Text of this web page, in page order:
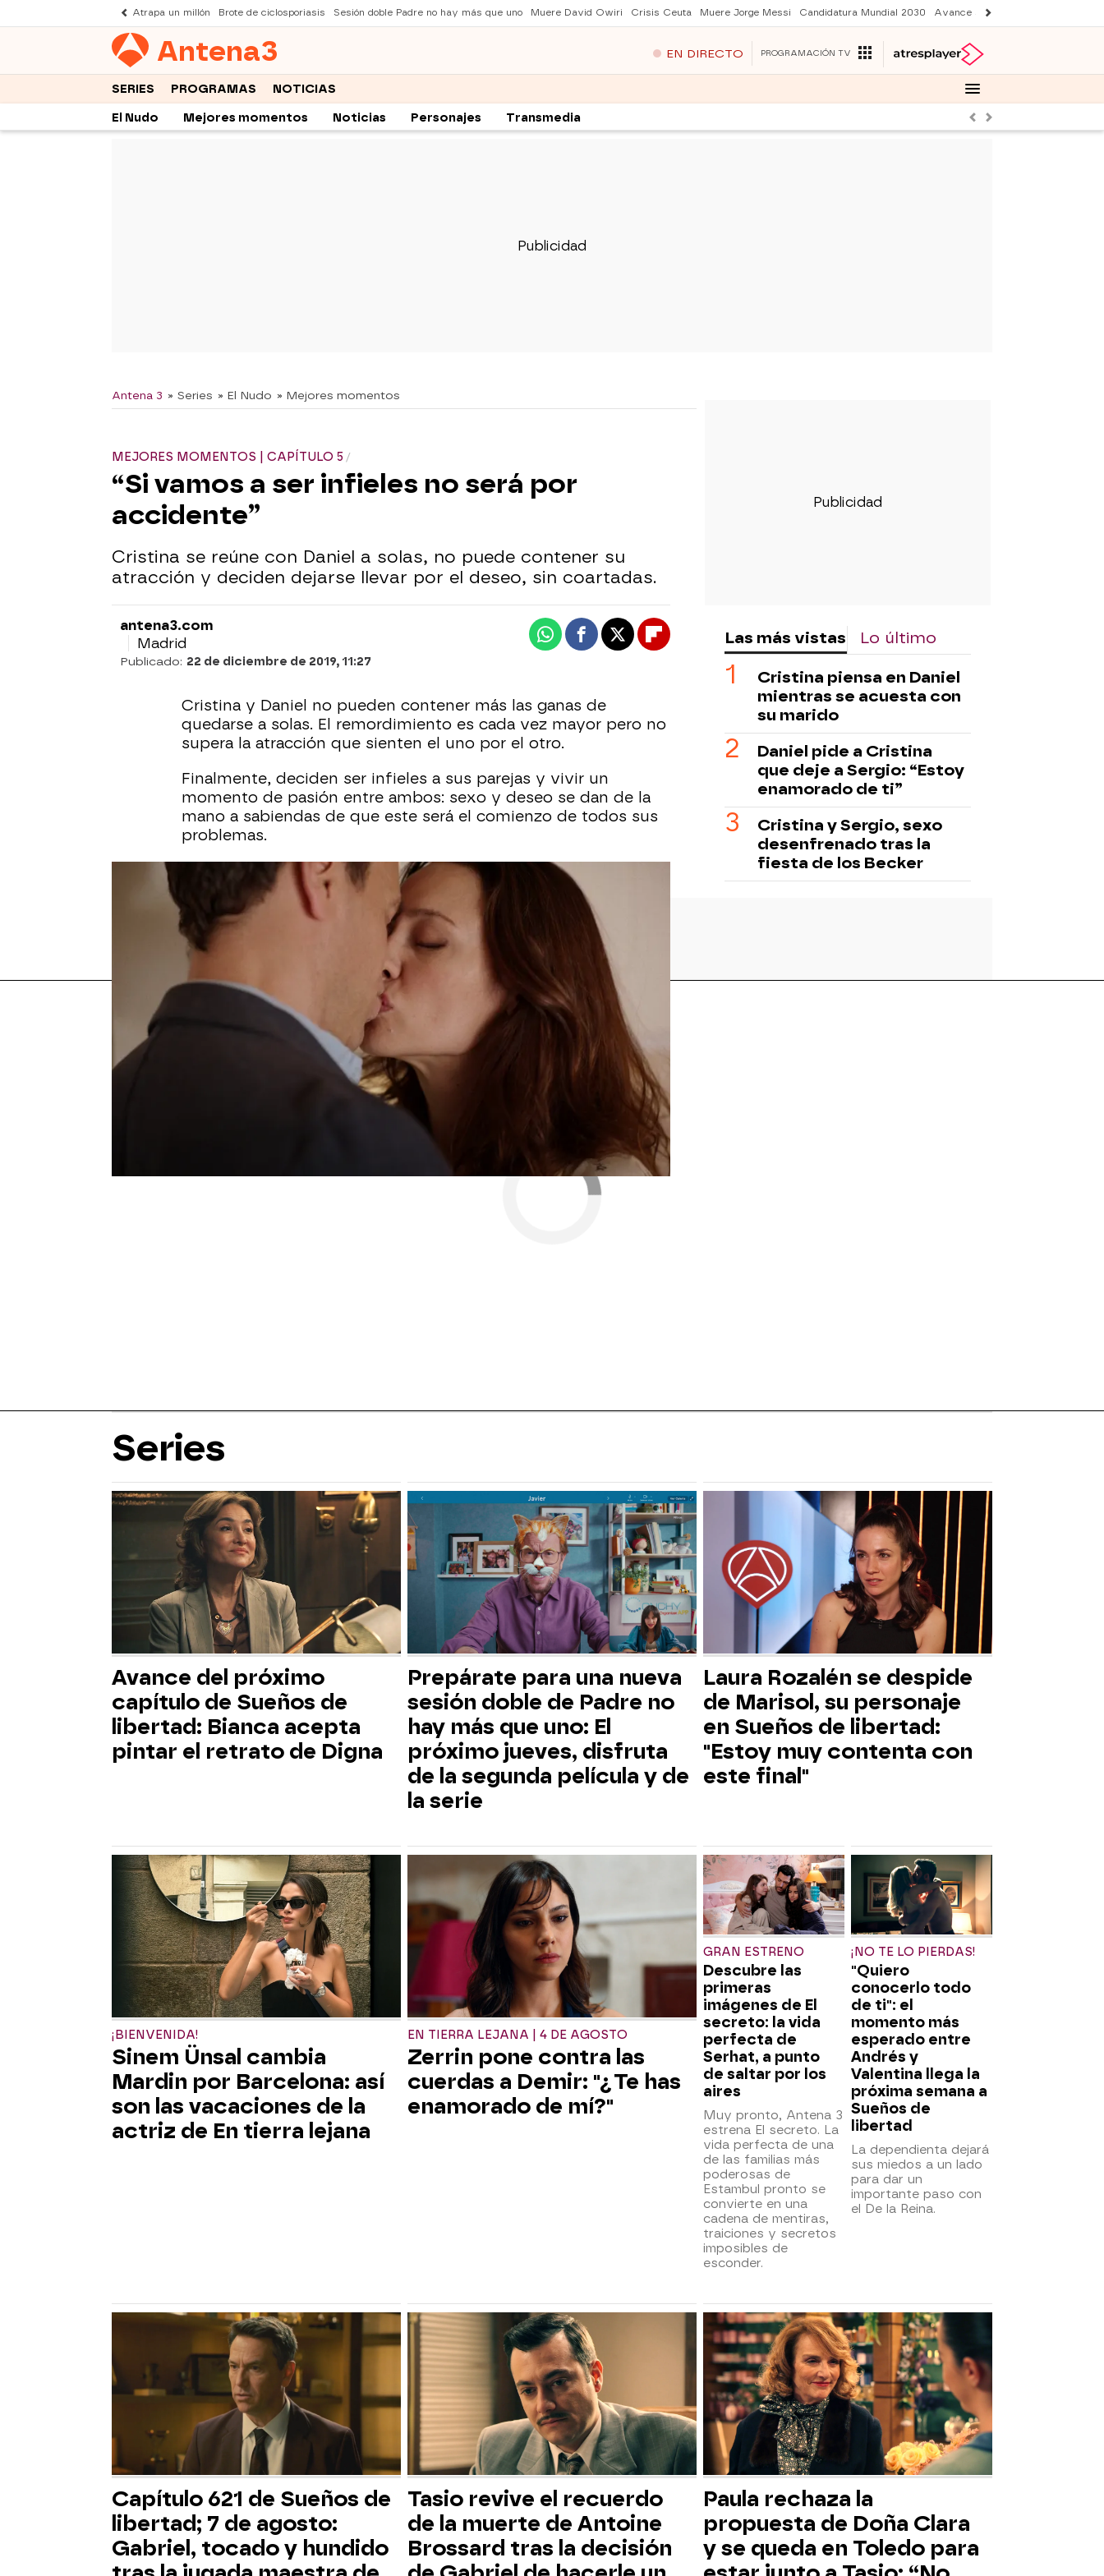
Atrapa un millón Brote de ciclosporiasis Sesión doble Padre no hay más que uno Muere David Owiri Crisis Ceuta Muere Jorge Messi Candidatura Mundial 2030 Avance Sueños de libertad
Antena3 EN DIRECTO PROGRAMACIÓN TV
SERIES PROGRAMAS NOTICIAS
El Nudo Mejores momentos Noticias Personajes Transmedia AnteriorSiguiente
-
Antena 3 » Series » El Nudo » Mejores momentos
MEJORES MOMENTOS | CAPÍTULO 5
“Si vamos a ser infieles no será por
accidente”
Cristina se reúne con Daniel a solas, no puede contener su
atracción y deciden dejarse llevar por el deseo, sin coartadas.
antena3.com
Madrid
Publicado: 22 de diciembre de 2019, 11:27
WhatsappFacebook
X Flipboard
Cristina y Daniel no pueden contener más las ganas de
quedarse a solas. El remordimiento es cada vez mayor pero no
supera la atracción que sienten el uno por el otro.
Finalmente, deciden ser infieles a sus parejas y vivir un
momento de pasión entre ambos: sexo y deseo se dan de la
mano a sabiendas de que este será el comienzo de todos sus
problemas.
Las más vistas Lo último
Cristina piensa en Daniel
mientras se acuesta con
su marido
Daniel pide a Cristina
que deje a Sergio: “Estoy
enamorado de ti”
Cristina y Sergio, sexo
desenfrenado tras la
fiesta de los Becker
Series
Avance del próximo
capítulo de Sueños de
libertad: Bianca acepta
pintar el retrato de Digna
Prepárate para una nueva
sesión doble de Padre no
hay más que uno: El
próximo jueves, disfruta
de la segunda película y de
la serie
Laura Rozalén se despide
de Marisol, su personaje
en Sueños de libertad:
"Estoy muy contenta con
este final"
¡BIENVENIDA!
Sinem Ünsal cambia
Mardin por Barcelona: así
son las vacaciones de la
actriz de En tierra lejana
EN TIERRA LEJANA | 4 DE AGOSTO
Zerrin pone contra las
cuerdas a Demir: "¿Te has
enamorado de mí?"
GRAN ESTRENO
Descubre las
primeras
imágenes de El
secreto: la vida
perfecta de
Serhat, a punto
de saltar por los
aires
Muy pronto, Antena 3
estrena El secreto. La
vida perfecta de una
de las familias más
poderosas de
Estambul pronto se
convierte en una
cadena de mentiras,
traiciones y secretos
imposibles de
esconder.
¡NO TE LO PIERDAS!
"Quiero
conocerlo todo
de ti": el
momento más
esperado entre
Andrés y
Valentina llega la
próxima semana a
Sueños de
libertad
La dependienta dejará
sus miedos a un lado
para dar un
importante paso con
el De la Reina.
Capítulo 621 de Sueños de
libertad; 7 de agosto:
Gabriel, tocado y hundido
Tasio revive el recuerdo
de la muerte de Antoine
Brossard tras la decisión
Paula rechaza la
propuesta de Doña Clara
y se queda en Toledo para